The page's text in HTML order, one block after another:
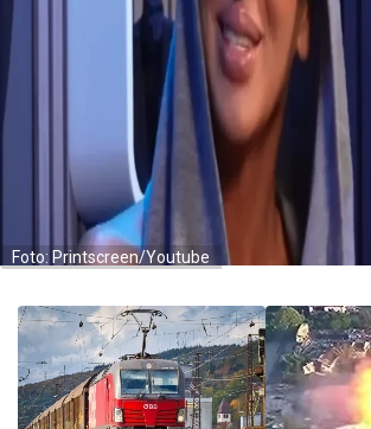
Foto: Printscreen/Youtube